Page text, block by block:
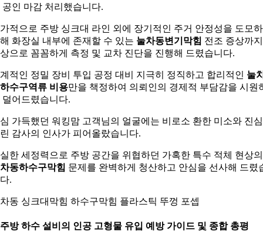
공인 마감 처리했습니다.
적으로 주방 싱크대 라인 외에 장기적인 주거 안정성을 도모
화장실 내부에 존재할 수 있는 눌차동변기막힘 전조 증상까지
으로 꼼꼼하게 측정 및 교차 진단을 진행해 드렸습니다.
적인 정밀 장비 투입 공정 대비 지극히 정직하고 합리적인 눌
수구역류 비용만을 책정하여 의뢰인의 경제적 부담감을 시원
덜어드렸습니다.
가득했던 워킹맘 고객님의 얼굴에는 비로소 환한 미소와 진심
감사의 인사가 피어올랐습니다.
한 세정력으로 주방 공간을 위협하던 가혹한 특수 적체 현상의
동하수구막힘 문제를 완벽하게 청산하고 안심을 선사해 드렸
.
동 싱크대막힘 하수구막힘 플라스틱 뚜껑 포셉
방 하수 설비의 인공 고형물 유입 예방 가이드 및 종합 총평